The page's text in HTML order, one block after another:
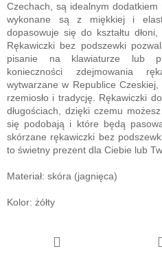
Czechach, są idealnym
wykonane są z miękkiej i
dopasowuje się do kształtu
Rękawiczki bez podszewki
pisanie na klawiaturze lub
konieczności zdejmowania
wytwarzane w Republice
rzemiosło i tradycję. Rękawiczki
długościach, dzięki czemu
się podobają i które będą
skórzane rękawiczki bez
to świetny prezent dla Ciebie lub
Materiał: skóra (jagnięca)
Kolor: żółty